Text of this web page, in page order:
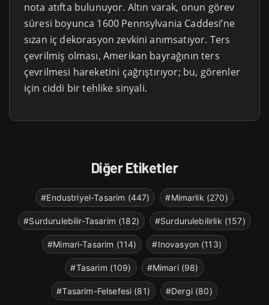
nota atıfta bulunuyor. Altın varak, onun görev
süresi boyunca 1600 Pennsylvania Caddesi’ne
sızan iç dekorasyon zevkini anımsatıyor. Ters
çevrilmiş olması, Amerikan bayrağının ters
çevrilmesi hareketini çağrıştırıyor; bu, görenler
için ciddi bir tehlike sinyali.
Diğer Etiketler
#Endustriyel-Tasarim (447) #Mimarlik (270)
#Surdurulebilir-Tasarim (182) #Surdurulebilirlik (157)
#Mimari-Tasarim (114) #Inovasyon (113)
#Tasarim (109) #Mimari (98)
#Tasarim-Felsefesi (81) #Dergi (80)